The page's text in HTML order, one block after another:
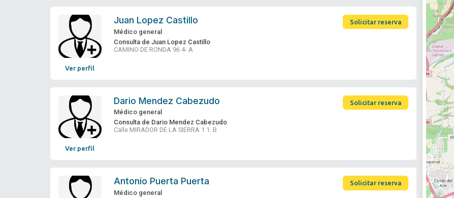
Ver perfil
Juan Lopez Castillo Solicitar reserva
Médico general
Consulta de Juan Lopez Castillo
CAMINO DE RONDA 96 4- A
Ver perfil
Dario Mendez Cabezudo Solicitar reserva
Médico general
Consulta de Dario Mendez Cabezudo
Calle MIRADOR DE LA SIERRA 1 1. B
Antonio Puerta Puerta Solicitar reserva
Médico general